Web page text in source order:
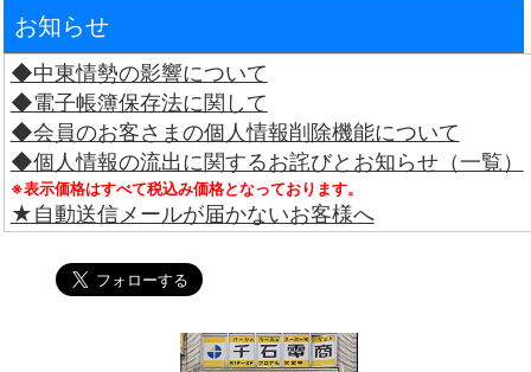
お知らせ
◆中東情勢の影響について
◆電子帳簿保存法に関して
◆会員のお客さまの個人情報削除機能について
◆個人情報の流出に関するお詫びとお知らせ（一覧）
※表示価格はすべて税込み価格となっております。
★自動送信メールが届かないお客様へ